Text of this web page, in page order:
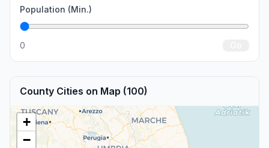
Population (Min.)
0
County Cities on Map (100)
+
−